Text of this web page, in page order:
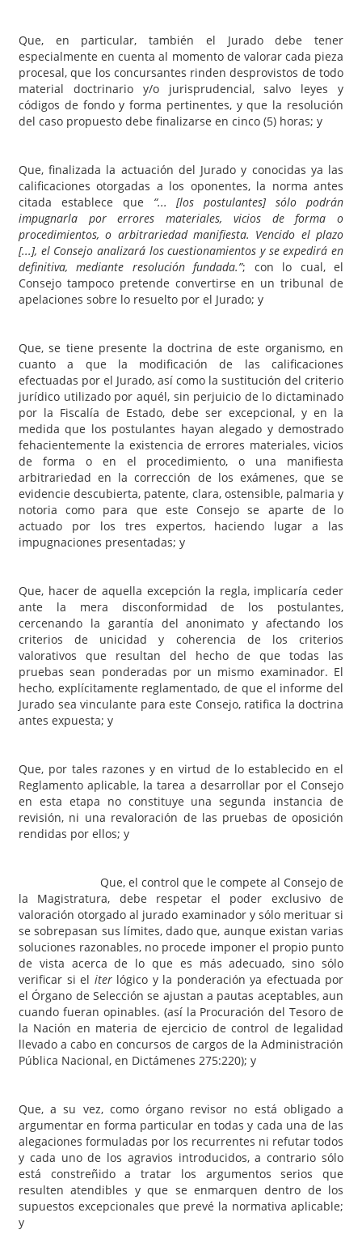
Que, en particular, también el Jurado debe tener
especialmente en cuenta al momento de valorar cada pieza
procesal, que los concursantes rinden desprovistos de todo
material doctrinario y/o jurisprudencial, salvo leyes y
códigos de fondo y forma pertinentes, y que la resolución
del caso propuesto debe finalizarse en cinco (5) horas; y
Que, finalizada la actuación del Jurado y conocidas ya las
calificaciones otorgadas a los oponentes, la norma antes
citada establece que “... [los postulantes] sólo podrán
impugnarla por errores materiales, vicios de forma o
procedimientos, o arbitrariedad manifiesta. Vencido el plazo
[...], el Consejo analizará los cuestionamientos y se expedirá en
definitiva, mediante resolución fundada.”; con lo cual, el
Consejo tampoco pretende convertirse en un tribunal de
apelaciones sobre lo resuelto por el Jurado; y
Que, se tiene presente la doctrina de este organismo, en
cuanto a que la modificación de las calificaciones
efectuadas por el Jurado, así como la sustitución del criterio
jurídico utilizado por aquél, sin perjuicio de lo dictaminado
por la Fiscalía de Estado, debe ser excepcional, y en la
medida que los postulantes hayan alegado y demostrado
fehacientemente la existencia de errores materiales, vicios
de forma o en el procedimiento, o una manifiesta
arbitrariedad en la corrección de los exámenes, que se
evidencie descubierta, patente, clara, ostensible, palmaria y
notoria como para que este Consejo se aparte de lo
actuado por los tres expertos, haciendo lugar a las
impugnaciones presentadas; y
Que, hacer de aquella excepción la regla, implicaría ceder
ante la mera disconformidad de los postulantes,
cercenando la garantía del anonimato y afectando los
criterios de unicidad y coherencia de los criterios
valorativos que resultan del hecho de que todas las
pruebas sean ponderadas por un mismo examinador. El
hecho, explícitamente reglamentado, de que el informe del
Jurado sea vinculante para este Consejo, ratifica la doctrina
antes expuesta; y
Que, por tales razones y en virtud de lo establecido en el
Reglamento aplicable, la tarea a desarrollar por el Consejo
en esta etapa no constituye una segunda instancia de
revisión, ni una revaloración de las pruebas de oposición
rendidas por ellos; y
Que, el control que le compete al Consejo de
la Magistratura, debe respetar el poder exclusivo de
valoración otorgado al jurado examinador y sólo merituar si
se sobrepasan sus límites, dado que, aunque existan varias
soluciones razonables, no procede imponer el propio punto
de vista acerca de lo que es más adecuado, sino sólo
verificar si el iterlógico y la ponderación ya efectuada por
el Órgano de Selección se ajustan a pautas aceptables, aun
cuando fueran opinables. (así la Procuración del Tesoro de
la Nación en materia de ejercicio de control de legalidad
llevado a cabo en concursos de cargos de la Administración
Pública Nacional, en Dictámenes 275:220); y
Que, a su vez, como órgano revisor no está obligado a
argumentar en forma particular en todas y cada una de las
alegaciones formuladas por los recurrentes ni refutar todos
y cada uno de los agravios introducidos, a contrario sólo
está constreñido a tratar los argumentos serios que
resulten atendibles y que se enmarquen dentro de los
supuestos excepcionales que prevé la normativa aplicable;
y